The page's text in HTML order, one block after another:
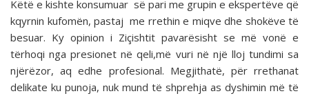
Këtë e kishte konsumuar së pari me grupin e ekspertëve që
kqyrnin kufomën, pastaj me rrethin e miqve dhe shokëve të
besuar. Ky opinion i Ziçishtit pavarësisht se më vonë e
tërhoqi nga presionet në qeli,më vuri në një lloj tundimi sa
njërëzor, aq edhe profesional. Megjithatë, për rrethanat
delikate ku punoja, nuk mund të shprehja as dyshimin më të